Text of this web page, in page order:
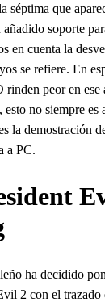
séptima que
añadido soporte
en cuenta la
se refiere. En
peor en ese
no siempre es
la demostración
a PC.
ha decidido
2 con el trazado